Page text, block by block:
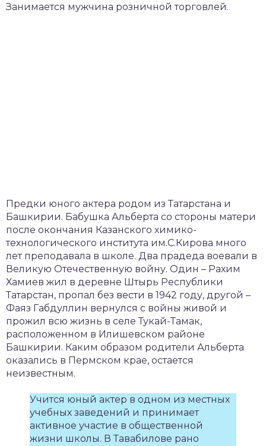
Занимается мужчина розничной торговлей.
Предки юного актера родом из Татарстана и
Башкирии. Бабушка Альберта со стороны матери
после окончания Казанского химико-
технологического института им.С.Кирова много
лет преподавала в школе. Два прадеда воевали в
Великую Отечественную войну. Один – Рахим
Хамиев жил в деревне Штырь Республики
Татарстан, пропал без вести в 1942 году, другой –
Фаяз Габдуллин вернулся с войны живой и
прожил всю жизнь в селе Тукай-Тамак,
расположенном в Илишевском районе
Башкирии. Каким образом родители Альберта
оказались в Пермском крае, остается
неизвестным.
Учится юный актер в одном из местных
учебных заведений и принимает
активное участие в общественной
жизни школы. В Тавабилове рано